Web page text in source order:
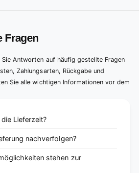
Fragen
Sie Antworten auf häufig gestellte Fragen
Zahlungsarten, Rückgabe und
Sie alle wichtigen Informationen vor dem
Lieferzeit?
nachverfolgen?
stehen zur